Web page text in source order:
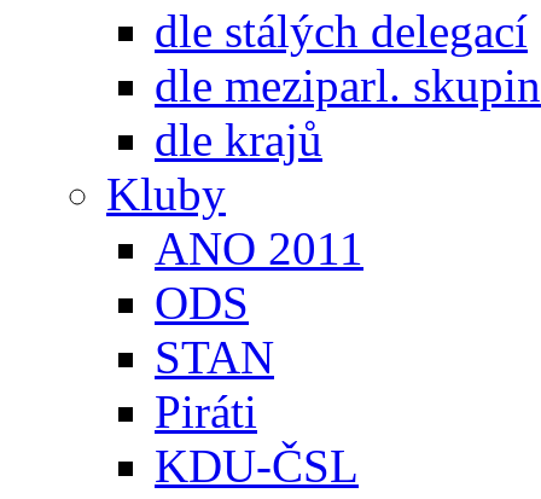
dle stálých delegací
dle meziparl. skupin
dle krajů
Kluby
ANO 2011
ODS
STAN
Piráti
KDU-ČSL